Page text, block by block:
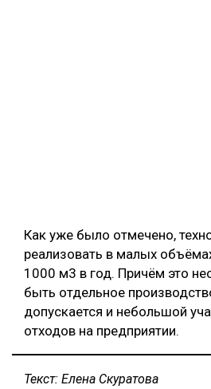
Как уже было отмечено,
реализовать в малых
1000 м3 в год. Причём это
быть отдельное
допускается и небольшой
отходов на предприятии.
Текст: Елена Скуратова